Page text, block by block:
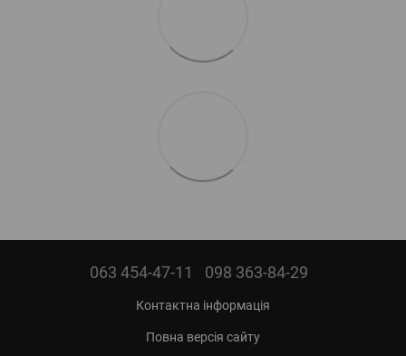
063 454-47-11 098 363-84-29
Контактна інформація
Повна версія сайту